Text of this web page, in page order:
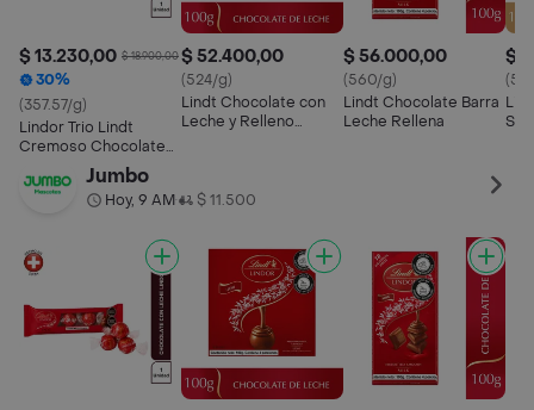
$ 13.230,00 $ 18.900,00
30%
(357.57/g)
Lindor Trio Lindt
Cremoso Chocolate
Con Leche
$ 52.400,00
(524/g)
Lindt Chocolate con
Leche y Relleno
$ 56.000,00
(560/g)
Lindt Chocolate Barra
Leche Rellena
$
Jumbo
Hoy, 9 AM• $ 11.500